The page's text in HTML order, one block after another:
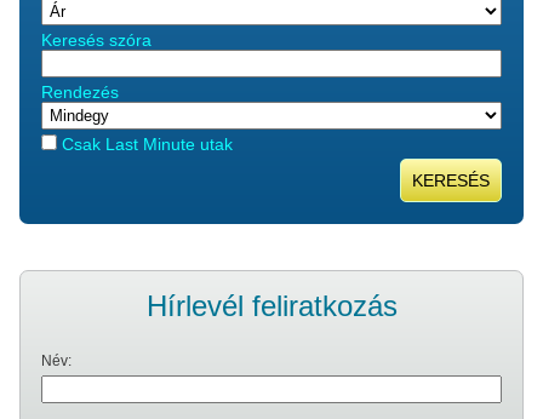
Keresés szóra
Rendezés
Csak Last Minute utak
KERESÉS
Hírlevél feliratkozás
Név: